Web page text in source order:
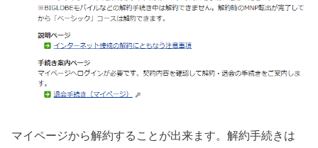
マイページから解約することが出来ます。解約手続きは